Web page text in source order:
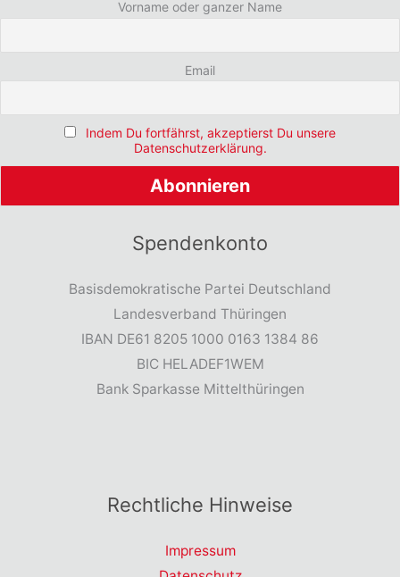
Vorname oder ganzer Name
Email
Indem Du fortfährst, akzeptierst Du unsere
Datenschutzerklärung.
Spendenkonto
Basisdemokratische Partei Deutschland
Landesverband Thüringen
IBAN DE61 8205 1000 0163 1384 86
BIC HELADEF1WEM
Bank Sparkasse Mittelthüringen
Rechtliche Hinweise
Impressum